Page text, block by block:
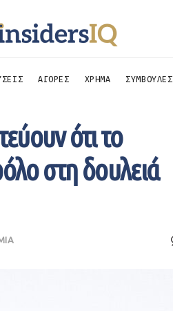
ΑΓΟΡΕΣ ΧΡΗΜΑ ΣΥΜΒΟΥΛΕΣ
ότι το
στη δουλειά